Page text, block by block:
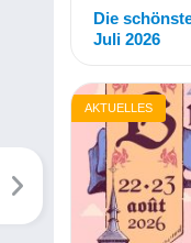
Die
Juli 2026
AKTUELLES